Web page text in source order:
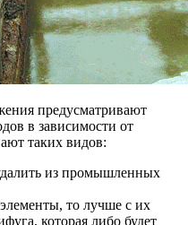
предусматривают
в зависимости от
таких видов:
из промышленных
то лучше с их
которая либо будет